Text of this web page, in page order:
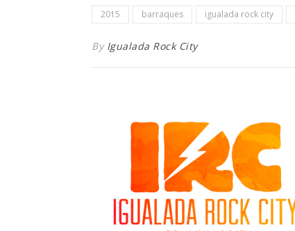
2015 barraques igualada rock city
By Igualada Rock City